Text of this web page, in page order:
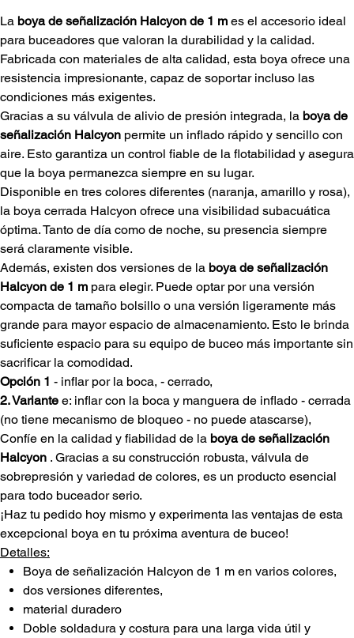
La boya de señalización Halcyon de 1 m es el accesorio ideal
para buceadores que valoran la durabilidad y la calidad.
Fabricada con materiales de alta calidad, esta boya ofrece una
resistencia impresionante, capaz de soportar incluso las
condiciones más exigentes.
Gracias a su válvula de alivio de presión integrada, la boya de
señalización Halcyon permite un inflado rápido y sencillo con
aire. Esto garantiza un control fiable de la flotabilidad y asegura
que la boya permanezca siempre en su lugar.
Disponible en tres colores diferentes (naranja, amarillo y rosa),
la boya cerrada Halcyon ofrece una visibilidad subacuática
óptima. Tanto de día como de noche, su presencia siempre
será claramente visible.
Además, existen dos versiones de la boya de señalización
Halcyon de 1 m para elegir. Puede optar por una versión
compacta de tamaño bolsillo o una versión ligeramente más
grande para mayor espacio de almacenamiento. Esto le brinda
suficiente espacio para su equipo de buceo más importante sin
sacrificar la comodidad.
Opción 1 - inflar por la boca, - cerrado,
2. Variante e: inflar con la boca y manguera de inflado - cerrada
(no tiene mecanismo de bloqueo - no puede atascarse),
Confíe en la calidad y fiabilidad de la boya de señalización
Halcyon . Gracias a su construcción robusta, válvula de
sobrepresión y variedad de colores, es un producto esencial
para todo buceador serio.
¡Haz tu pedido hoy mismo y experimenta las ventajas de esta
excepcional boya en tu próxima aventura de buceo!
Detalles:
Boya de señalización Halcyon de 1 m en varios colores,
dos versiones diferentes,
material duradero
Doble soldadura y costura para una larga vida útil y